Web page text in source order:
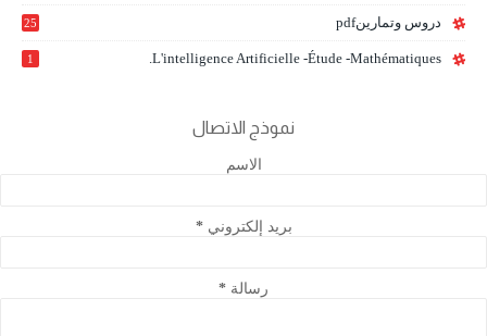
دروس وتمارينpdf 25
L'intelligence Artificielle -étude -mathématiques.
1
نموذج الاتصال
الاسم
بريد إلكتروني*
رسالة *